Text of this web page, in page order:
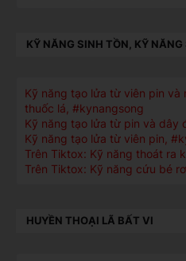
KỸ NĂNG SINH TỒN, KỸ
Kỹ năng tạo lửa từ viên pin
thuốc lá, #kynangsong
Kỹ năng tạo lửa từ pin và dây
Kỹ năng tạo lửa từ viên pin,
Trên Tiktox: Kỹ năng thoát ra
Trên Tiktox: Kỹ năng cứu bé
HUYỀN THOẠI LÃ BẤT VI